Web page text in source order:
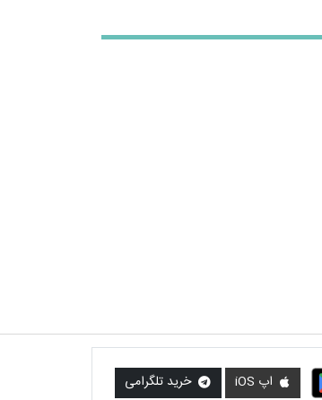
اپ iOS خرید تلگرامی